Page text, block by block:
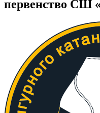
первенство СШ